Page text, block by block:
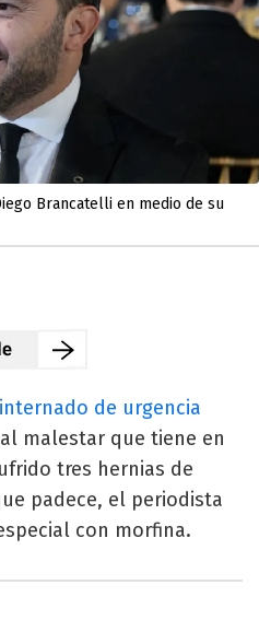
Brancatelli en medio de su
internado de urgencia
malestar que tiene en
tres hernias de
padece, el periodista
con morfina.